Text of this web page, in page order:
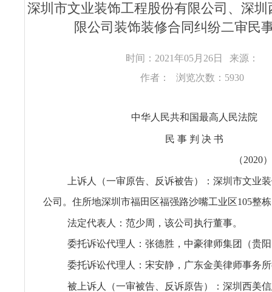
深圳市文业装饰工程股份有限公司、深
限公司装饰装修合同纠纷二审民
时间：2021年05月26日
来源：
作者：
浏览次数：5930
中华人民共和国最高人民法院
民 事 判 决 书
（2020
上诉人（一审原告、反诉被告）：深圳市文业
公司。住所地深圳市福田区福强路沙嘴工业区105整
法定代表人：范少周，该公司执行董事。
委托诉讼代理人：张德胜，中豪律师集团（贵
委托诉讼代理人：宋安静，广东金美律师事务
被上诉人（一审被告、反诉原告）：深圳西美